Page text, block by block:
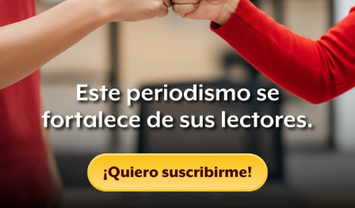
En entrevista para Atando Cabos en Radio Fórmula, el
subsecretario de Normatividad y Medios,Eduardo
Sánchez, explicó
que se dio esta sugerencia porque “no
es posible que los gobiernos estemos impulsando los
códigos y la jerarquía que los delincuentes usan como si
se tratara de algo encomiable”.
Sánchez dijo queal utilizar el mismo lenguaje del
narcotráfico “estamos abonando en su mercadotecnia” ,
y aseguró que, no obstante, se debe tener mucho
cuidado en no caer en el otro lado de la moneda, el de no
informar.